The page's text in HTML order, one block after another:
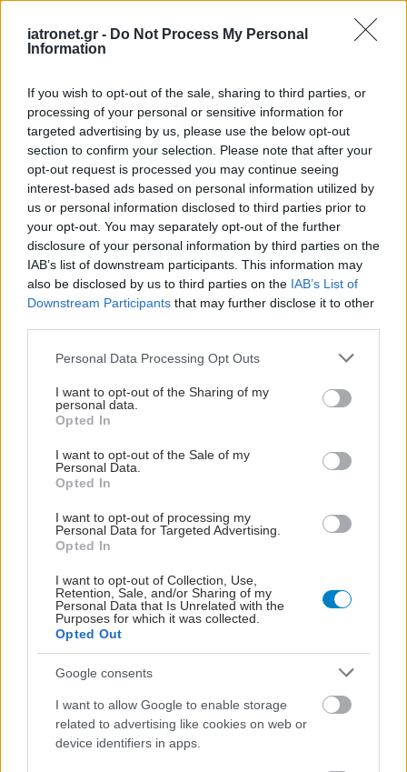
iatronet.gr - Do Not Process My Personal
Information
If you wish to opt-out of the sale, sharing to third parties, or
processing of your personal or sensitive information for
targeted advertising by us, please use the below opt-out
section to confirm your selection. Please note that after your
opt-out request is processed you may continue seeing
interest-based ads based on personal information utilized by
us or personal information disclosed to third parties prior to
your opt-out. You may separately opt-out of the further
disclosure of your personal information by third parties on the
IAB’s list of downstream participants. This information may
also be disclosed by us to third parties on the IAB’s List of
Downstream Participants that may further disclose it to other
Please note that this website/app uses one or more Google
not limited to your visit or usage behaviour. You may click to
grant or deny consent to Google and its third-party tags to
use your data for below specified purposes in below Google
consent section.
Personal Data Processing Opt Outs
I want to opt-out of the Sharing of my
personal data.
Opted In
I want to opt-out of the Sale of my
Personal Data.
Opted In
I want to opt-out of processing my
Personal Data for Targeted Advertising.
Opted In
I want to opt-out of Collection, Use,
Retention, Sale, and/or Sharing of my
Personal Data that Is Unrelated with the
Purposes for which it was collected.
Opted Out
Google consents
I want to allow Google to enable storage
related to advertising like cookies on web or
device identifiers in apps.